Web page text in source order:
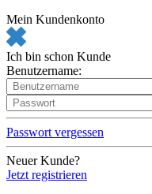
Mein Kundenkonto
Ich bin schon Kunde
Benutzername:
Passwort vergessen
Neuer Kunde?
Jetzt registrieren